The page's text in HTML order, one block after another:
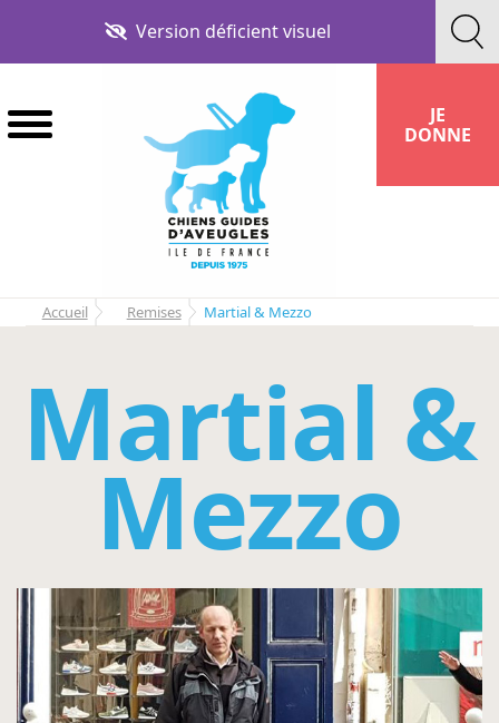
la
contenu
Version déficient visuel
JE
DONNE
Accueil Remises Martial & Mezzo
Martial &
Mezzo